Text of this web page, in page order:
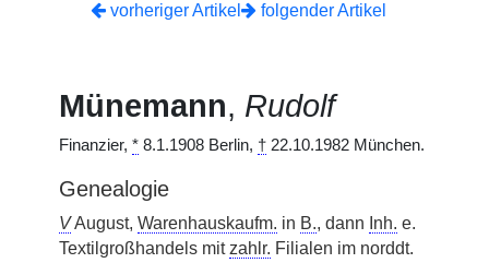
vorheriger Artikel
folgender Artikel
Münemann, Rudolf
Finanzier, * 8.1.1908 Berlin, † 22.10.1982 München.
Genealogie
VAugust, Warenhauskaufm. in B., dann Inh. e.
Textilgroßhandels mit zahlr. Filialen im norddt.